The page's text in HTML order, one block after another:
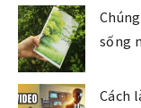
sống
Cách